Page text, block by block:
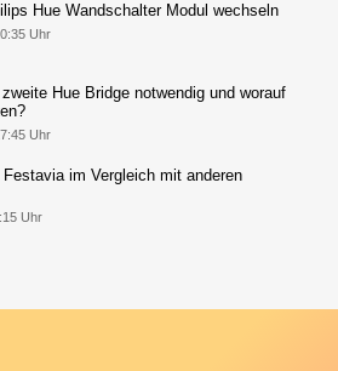
Hue Wandschalter Modul wechseln
Uhr
Hue Bridge notwendig und worauf
Uhr
im Vergleich mit anderen
Uhr